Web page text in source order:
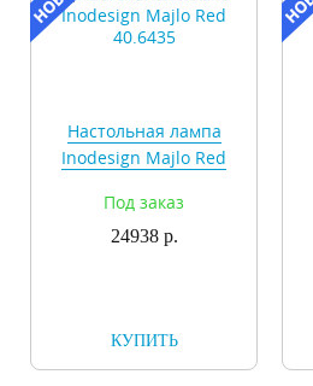
Настольная лампа
Inodesign Majlo Red
Под заказ
24938 р.
КУПИТЬ